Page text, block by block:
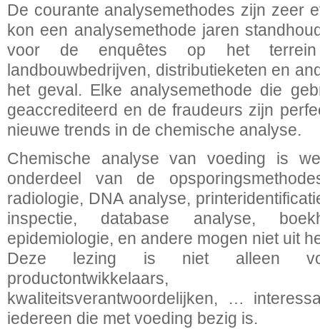
De courante analysemethodes zijn zeer
kon een analysemethode jaren
voor de enquêtes op het terrein
landbouwbedrijven, distributieketen en
het geval. Elke analysemethode die
geaccrediteerd en de fraudeurs zijn
nieuwe trends in de chemische analyse.
Chemische analyse van voeding is
onderdeel van de
radiologie, DNA analyse,
inspectie, database analyse,
epidemiologie, en andere mogen niet uit
Deze lezing is niet alleen
productontwikkelaars,
kwaliteitsverantwoordelijken, …
iedereen die met voeding bezig is.